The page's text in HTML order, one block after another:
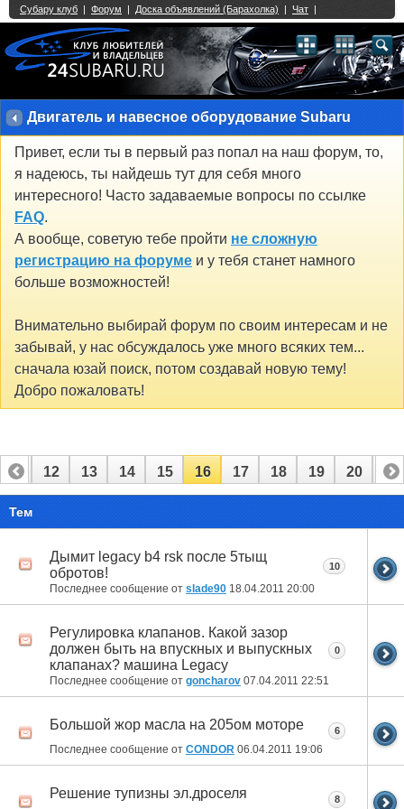
Двигатель и навесное оборудование Subaru
Привет, если ты в первый раз попал на наш форум, то,
я надеюсь, ты найдешь тут для себя много
интересного! Часто задаваемые вопросы по ссылке
FAQ.
А вообще, советую тебе пройти не сложную
регистрацию на форуме и у тебя станет намного
больше возможностей!
Внимательно выбирай форум по своим интересам и не
забывай, у нас обсуждалось уже много всяких тем...
сначала юзай поиск, потом создавай новую тему!
Добро пожаловать!
11 12 13 14 15 16 17 18 19 20 21
Тем
Дымит legacy b4 rsk после 5тыщ
обротов!
Последнее сообщение от slade90 18.04.2011 20:00
10
Регулировка клапанов. Какой зазор
должен быть на впускных и выпускных
клапанах? машина Legacy
Последнее сообщение от goncharov 07.04.2011 22:51
0
Большой жор масла на 205ом моторе
Последнее сообщение от CONDOR 06.04.2011 19:06
6
Решение тупизны эл.дроселя 8
Single Sign On provided byvBSSO
2 3 4 5 6 7 8 9 10 11 12 13 14 15 16 17 18 21 22 23 24 25 26
27 28 29 30 31 32 33 34 35 36 37 38 39 40 41 42 43